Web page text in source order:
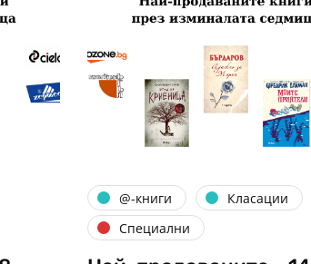
@-книги
Класации
Специални